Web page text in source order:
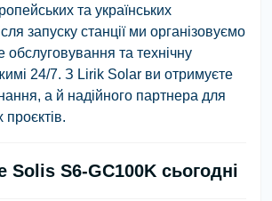
та українських
запуску станції ми організовуємо
обслуговування та технічну
24/7. З Lirik Solar ви отримуєте
а й надійного партнера для
проєктів.
Solis S6-GC100K сьогодні